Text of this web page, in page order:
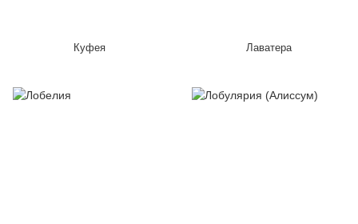
Куфея Лаватера